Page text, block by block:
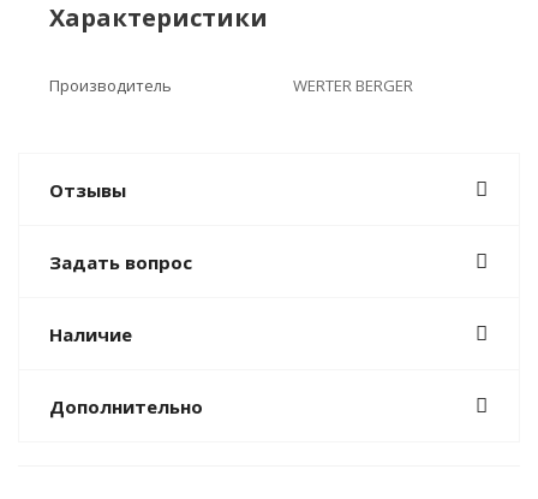
Характеристики
Производитель WERTER BERGER
Отзывы
Задать вопрос
Наличие
Дополнительно